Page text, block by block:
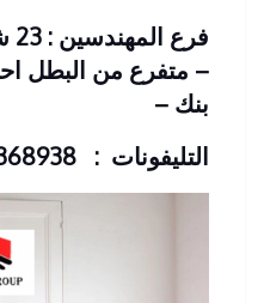
– متفرع من البطل
بنك –
التليفونات : 33368938 – 01210044703